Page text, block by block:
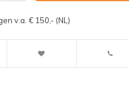
v.a. € 150,- (NL)